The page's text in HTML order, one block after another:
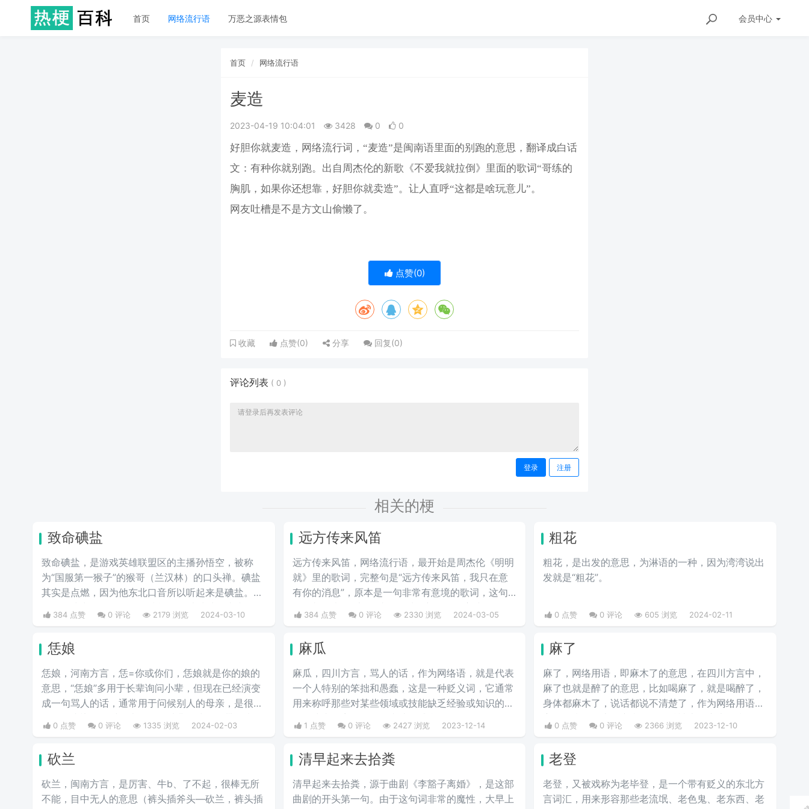
首页 网络流行语 万恶之源表情包 会员中心
首页 网络流行语
麦造
2023-04-19 10:04:01 3428 0 0
好胆你就麦造，网络流行词，“麦造”是闽南语里面的别跑的意思，翻译成白话
文：有种你就别跑。出自周杰伦的新歌《不爱我就拉倒》里面的歌词“哥练的
胸肌，如果你还想靠，好胆你就卖造”。让人直呼“这都是啥玩意儿”。
网友吐槽是不是方文山偷懒了。
点赞(0)
收藏 点赞(0) 分享 回复(0)
评论列表 ( 0 )
登录 注册
相关的梗
致命碘盐
致命碘盐，是游戏英雄联盟区的主播孙悟空，被称
为“国服第一猴子”的猴哥（兰汉林）的口头禅。碘盐
其实是点燃，因为他东北口音所以听起来是碘盐。点
384 点赞 0 评论 2179 浏览 2024-03-10
远方传来风笛
远方传来风笛，网络流行语，最开始是周杰伦《明明
就》里的歌词，完整句是“远方传来风笛，我只在意
有你的消息”，原本是一句非常有意境的歌词，这句
384 点赞 0 评论 2330 浏览 2024-03-05
粗花
粗花，是出发的意思，为淋语的一种，因为湾湾说出
发就是“粗花”。
0 点赞 0 评论 605 浏览 2024-02-11
恁娘
恁娘，河南方言，恁=你或你们，恁娘就是你的娘的
意思，“恁娘”多用于长辈询问小辈，但现在已经演变
成一句骂人的话，通常用于问候别人的母亲，是很多
或风趣色彩的称呼方式，尤其是在与同辈朋友的交流
0 点赞 0 评论 1335 浏览 2024-02-03
麻瓜
麻瓜，四川方言，骂人的话，作为网络语，就是代表
一个人特别的笨拙和愚蠢，这是一种贬义词，它通常
用来称呼那些对某些领域或技能缺乏经验或知识的
各大论坛贴吧上我们时常看到网友之间互相对喷麻
= zz = 智障的意思。
1 点赞 0 评论 2427 浏览 2023-12-14
麻了
麻了，网络用语，即麻木了的意思，在四川方言中，
麻了也就是醉了的意思，比如喝麻了，就是喝醉了，
身体都麻木了，说话都说不清楚了，作为网络用语，
了太多类似的事情，再遇到时已经激情不起来了，或
0 点赞 0 评论 2366 浏览 2023-12-10
砍兰
砍兰，闽南方言，是厉害、牛b、了不起，很棒无所
不能，目中无人的意思（裤头插斧头—砍兰，裤头插
清早起来去拾粪
清早起来去拾粪，源于曲剧《李豁子离婚》，是这部
曲剧的开头第一句。由于这句词非常的魔性，大早上
老登
老登，又被戏称为老毕登，是一个带有贬义的东北方
言词汇，用来形容那些老流氓、老色鬼、老东西、老